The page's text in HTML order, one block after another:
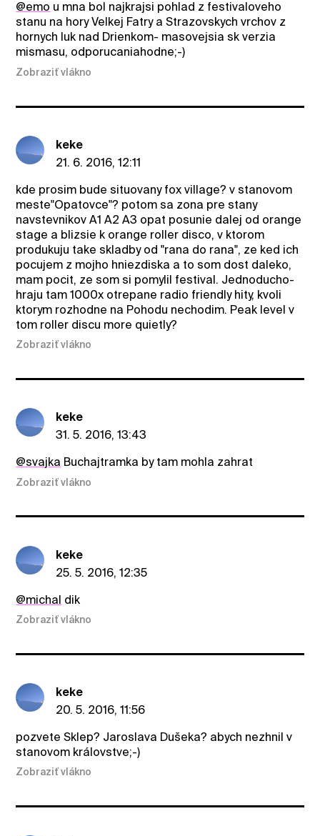
@emo u mna bol najkrajsi pohlad z festivaloveho
stanu na hory Velkej Fatry a Strazovskych vrchov z
hornych luk nad Drienkom- masovejsia sk verzia
mismasu, odporucaniahodne;-)
Zobraziť vlákno
keke
21. 6. 2016, 12:11
kde prosim bude situovany fox village? v stanovom
meste"Opatovce"? potom sa zona pre stany
navstevnikov A1 A2 A3 opat posunie dalej od orange
stage a blizsie k orange roller disco, v ktorom
produkuju take skladby od "rana do rana", ze ked ich
pocujem z mojho hniezdiska a to som dost daleko,
mam pocit, ze som si pomylil festival. Jednoducho-
hraju tam 1000x otrepane radio friendly hity, kvoli
ktorym rozhodne na Pohodu nechodim. Peak level v
tom roller discu more quietly?
Zobraziť vlákno
keke
31. 5. 2016, 13:43
@svajka Buchajtramka by tam mohla zahrat
Zobraziť vlákno
keke
25. 5. 2016, 12:35
@michal dik
Zobraziť vlákno
keke
20. 5. 2016, 11:56
pozvete Sklep? Jaroslava Dušeka? abych nezhnil v
stanovom královstve;-)
Zobraziť vlákno